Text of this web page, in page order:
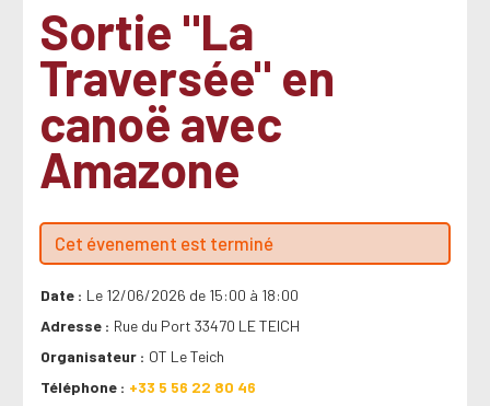
Sortie "La
Traversée" en
canoë avec
Amazone
Cet évenement est terminé
Date
Le 12/06/2026 de 15:00 à 18:00
Adresse
Rue du Port 33470 LE TEICH
Organisateur
OT Le Teich
Téléphone
+33 5 56 22 80 46